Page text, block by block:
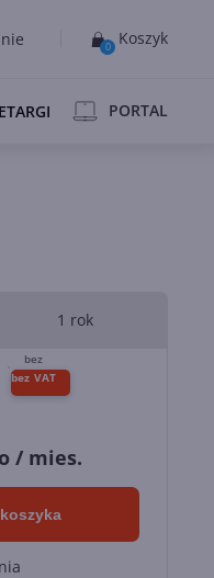
0 Koszyk
PORTAL
1 rok
/ mies.